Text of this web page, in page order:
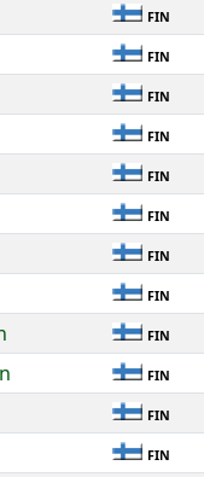
FIN
FIN
FIN
FIN
FIN
FIN
FIN
FIN
FIN
FIN
FIN
FIN